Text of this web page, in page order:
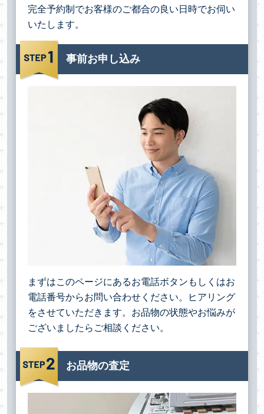
完全予約制でお客様のご都合の良い日時でお伺い
いたします。
事前お申し込み
まずはこのページにあるお電話ボタンもしくはお
電話番号からお問い合わせください。ヒアリング
をさせていただきます。お品物の状態やお悩みが
ございましたらご相談ください。
お品物の査定